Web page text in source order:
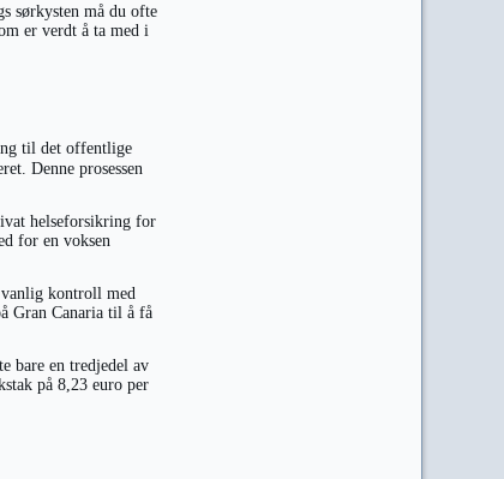
sørkysten må du ofte
er verdt å ta med i
til det offentlige
Denne prosessen
helseforsikring for
for en voksen
vanlig kontroll med
Gran Canaria til å få
bare en tredjedel av
på 8,23 euro per